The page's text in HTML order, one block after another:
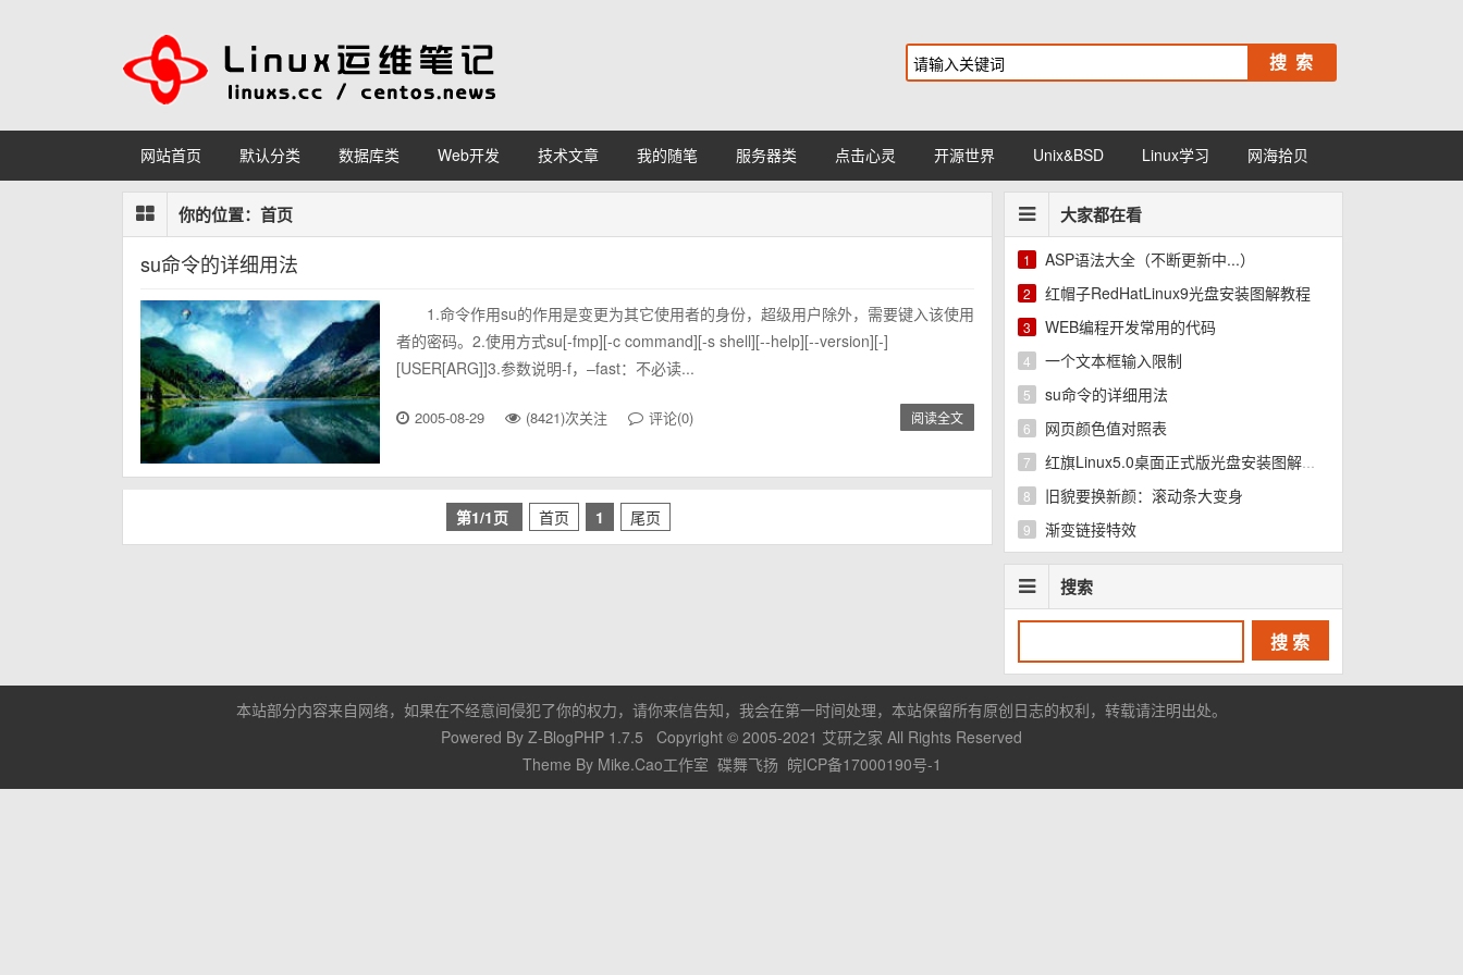
网站首页 默认分类 数据库类 Web开发 技术文章 我的随笔 服务器类 点击心灵 开源世界 Unix&BSD Linux学习 网海拾贝
你的位置： 首页
su命令的详细用法
1.命令作用su的作用是变更为其它使用者的身份，超级用户除外，需要键入该使用
者的密码。2.使用方式su[-fmp][-c command][-s shell][--help][--version][-]
[USER[ARG]]3.参数说明-f，–fast：不必读...
2005-08-29 (8421)次关注 评论(0) 阅读全文
第1/1页 首页 1 尾页
大家都在看
1 ASP语法大全（不断更新中...）
2 红帽子RedHatLinux9光盘安装图解教程
3 WEB编程开发常用的代码
4 一个文本框输入限制
5 su命令的详细用法
6 网页颜色值对照表
7 红旗Linux5.0桌面正式版光盘安装图解教程
8 旧貌要换新颜：滚动条大变身
9 渐变链接特效
搜索
本站部分内容来自网络，如果在不经意间侵犯了你的权力，请你来信告知，我会在第一时间处理，本站保留所有原创日志的权利，转载请注明出处。
Powered By Z-BlogPHP 1.7.5 Copyright © 2005-2021 艾研之家 All Rights Reserved
Theme By Mike.Cao工作室 碟舞飞扬 皖ICP备17000190号-1